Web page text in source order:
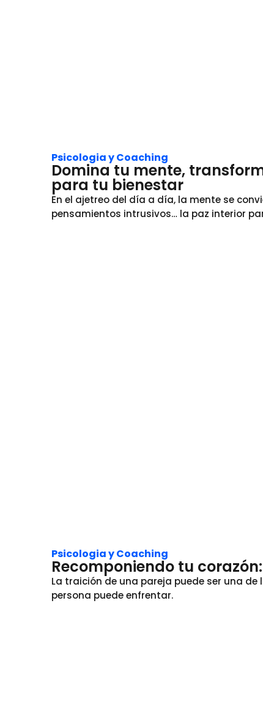
Psicologia y Coaching
Domina tu mente,
para tu bienestar
En el ajetreo del día a día, la mente se
pensamientos intrusivos… la paz interior
Psicologia y Coaching
Recomponiendo tu
La traición de una pareja puede ser una
persona puede enfrentar.